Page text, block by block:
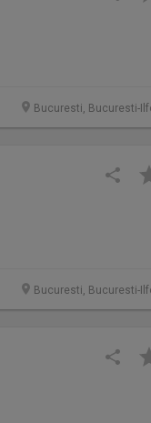
Bucuresti, Bucuresti-
Bucuresti, Bucuresti-